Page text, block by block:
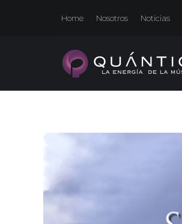
Home Nosotros Noticias